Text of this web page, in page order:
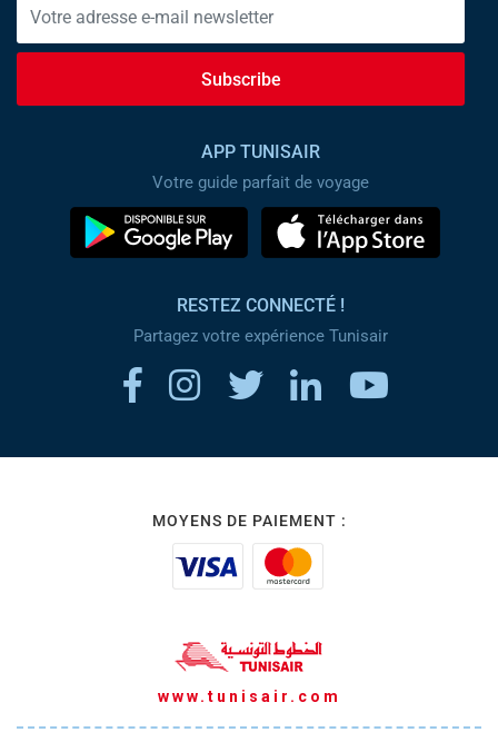
Subscribe
APP TUNISAIR
Votre guide parfait de voyage
RESTEZ CONNECTÉ !
Partagez votre expérience Tunisair
MOYENS DE PAIEMENT :
www.tunisair.com